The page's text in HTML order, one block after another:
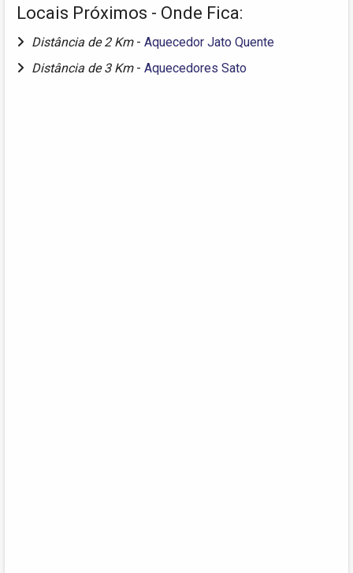
Locais Próximos - Onde Fica:
Distância de 2 Km - Aquecedor Jato Quente
Distância de 3 Km - Aquecedores Sato